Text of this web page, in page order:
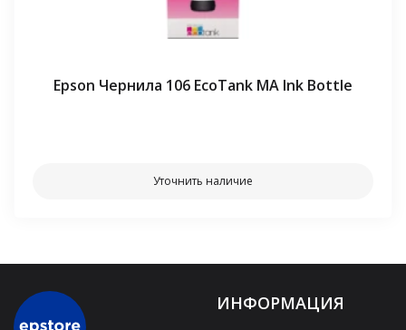
Epson Чернила 106 EcoTank MA Ink Bottle
Уточнить наличие
ИНФОРМАЦИЯ